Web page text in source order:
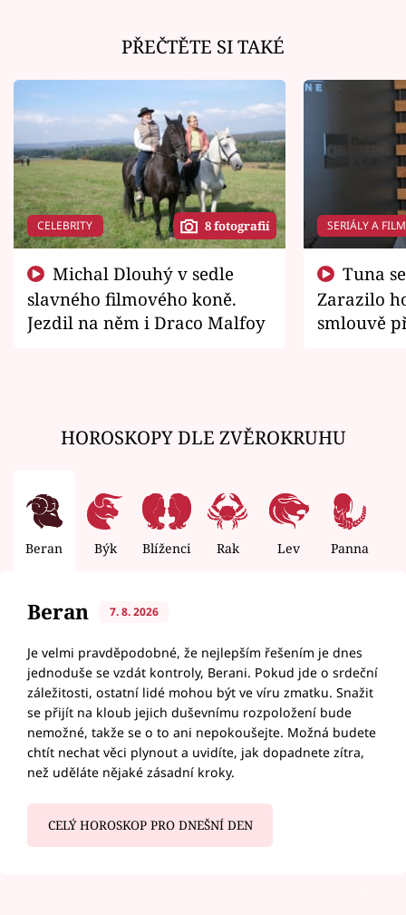
PŘEČTĚTE SI TAKÉ
CELEBRITY 8 fotografií
slavného filmového koně.
Jezdil na něm i Draco Malfoy
SERIÁLY A
Zarazilo
smlouvě
HOROSKOPY DLE ZVĚROKRUHU
Beran Býk Blíženci Rak Lev Panna
Beran 7. 8. 2026
Je velmi pravděpodobné, že nejlepším řešením je dnes
jednoduše se vzdát kontroly, Berani. Pokud jde o srdeční
záležitosti, ostatní lidé mohou být ve víru zmatku. Snažit
se přijít na kloub jejich duševnímu rozpoložení bude
nemožné, takže se o to ani nepokoušejte. Možná budete
chtít nechat věci plynout a uvidíte, jak dopadnete zítra,
než uděláte nějaké zásadní kroky.
CELÝ HOROSKOP PRO DNEŠNÍ DEN